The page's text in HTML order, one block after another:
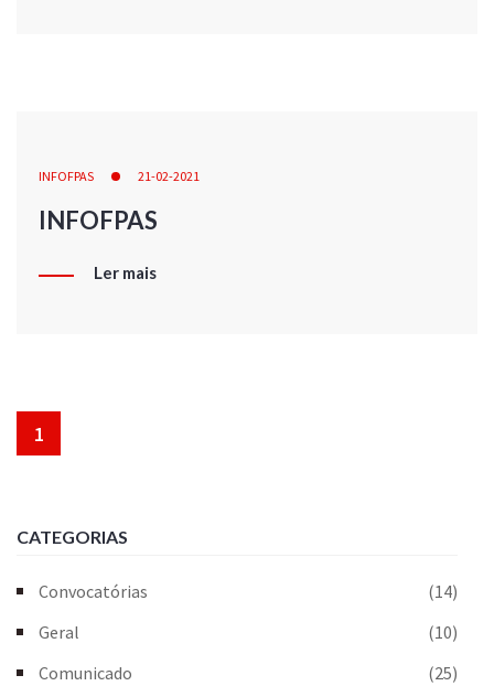
INFOFPAS 21-02-2021
INFOFPAS
Ler mais
1
CATEGORIAS
Convocatórias
(14)
Geral
(10)
Comunicado
(25)